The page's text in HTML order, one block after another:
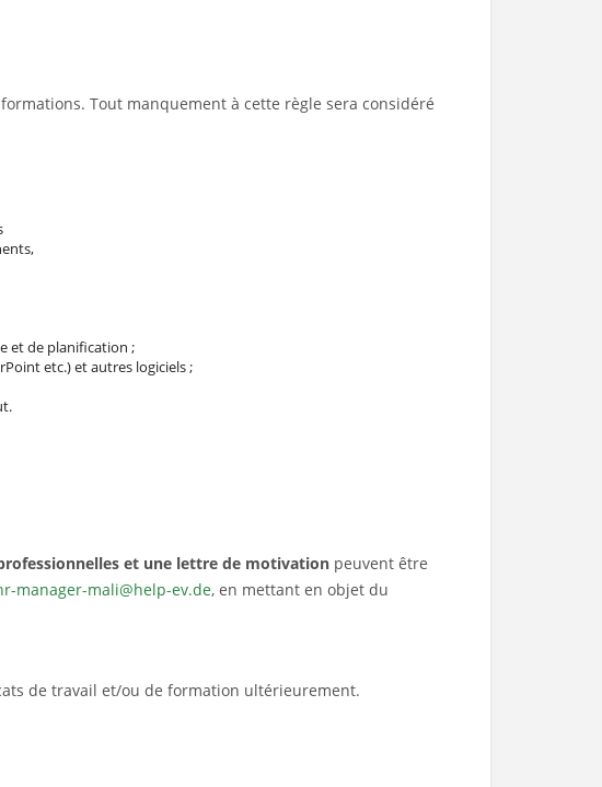
Tout manquement à cette règle sera considéré
et de planification ;
etc.) et autres logiciels ;
et une lettre de motivation peuvent être
manager-mali@help-ev.de, en mettant en objet du
de travail et/ou de formation ultérieurement.